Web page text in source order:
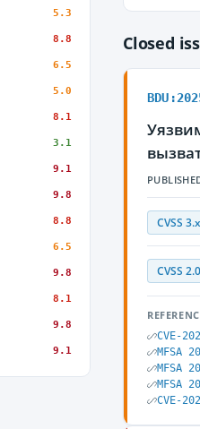
5.3
8.8
6.5
5.0
8.1
3.1
9.1
9.8
8.8
6.5
9.8
8.1
9.8
9.1
Closed
CVSS 3.x
CVSS 2.0
CVE-
MFSA
MFSA
MFSA
CVE-